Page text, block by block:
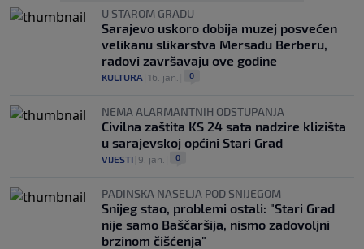
U STAROM GRADU
Sarajevo uskoro dobija muzej posvećen
velikanu slikarstva Mersadu Berberu,
radovi završavaju ove godine
KULTURA 16. jan. 0
NEMA ALARMANTNIH ODSTUPANJA
Civilna zaštita KS 24 sata nadzire klizišta
u sarajevskoj općini Stari Grad
VIJESTI 9. jan. 0
PADINSKA NASELJA POD SNIJEGOM
Snijeg stao, problemi ostali: "Stari Grad
nije samo Baščaršija, nismo zadovoljni
brzinom čišćenja"